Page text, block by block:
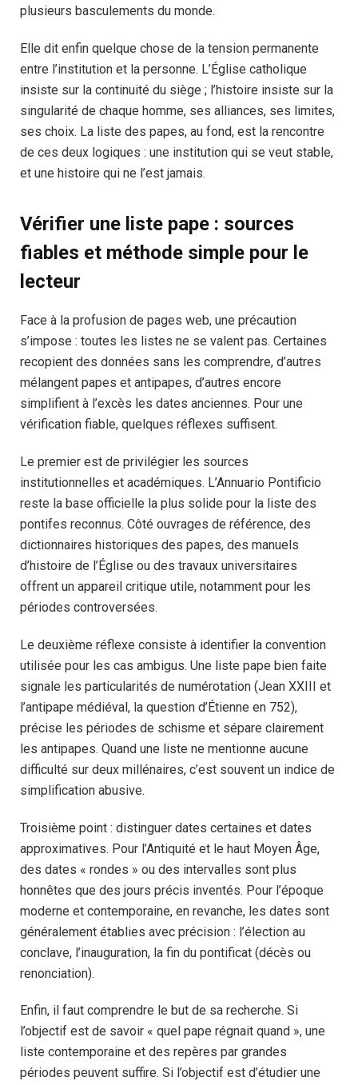
plusieurs basculements du monde.
Elle dit enfin quelque chose de la tension permanente
entre l’institution et la personne. L’Église catholique
insiste sur la continuité du siège ; l’histoire insiste sur la
singularité de chaque homme, ses alliances, ses limites,
ses choix. La liste des papes, au fond, est la rencontre
de ces deux logiques : une institution qui se veut stable,
et une histoire qui ne l’est jamais.
Vérifier une liste pape : sources
fiables et méthode simple pour le
lecteur
Face à la profusion de pages web, une précaution
s’impose : toutes les listes ne se valent pas. Certaines
recopient des données sans les comprendre, d’autres
mélangent papes et antipapes, d’autres encore
simplifient à l’excès les dates anciennes. Pour une
vérification fiable, quelques réflexes suffisent.
Le premier est de privilégier les sources
institutionnelles et académiques. L’Annuario Pontificio
reste la base officielle la plus solide pour la liste des
pontifes reconnus. Côté ouvrages de référence, des
dictionnaires historiques des papes, des manuels
d’histoire de l’Église ou des travaux universitaires
offrent un appareil critique utile, notamment pour les
périodes controversées.
Le deuxième réflexe consiste à identifier la convention
utilisée pour les cas ambigus. Une liste pape bien faite
signale les particularités de numérotation (Jean XXIII et
l’antipape médiéval, la question d’Étienne en 752),
précise les périodes de schisme et sépare clairement
les antipapes. Quand une liste ne mentionne aucune
difficulté sur deux millénaires, c’est souvent un indice de
simplification abusive.
Troisième point : distinguer dates certaines et dates
approximatives. Pour l’Antiquité et le haut Moyen Âge,
des dates « rondes » ou des intervalles sont plus
honnêtes que des jours précis inventés. Pour l’époque
moderne et contemporaine, en revanche, les dates sont
généralement établies avec précision : l’élection au
conclave, l’inauguration, la fin du pontificat (décès ou
renonciation).
Enfin, il faut comprendre le but de sa recherche. Si
l’objectif est de savoir « quel pape régnait quand », une
liste contemporaine et des repères par grandes
périodes peuvent suffire. Si l’objectif est d’étudier une